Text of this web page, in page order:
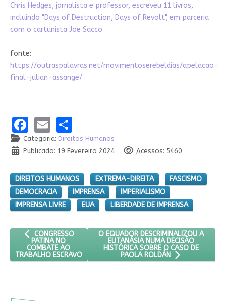
Chris Hedges, jornalista e professor, escreveu 11 livros,
incluindo "Days of Destruction, Days of Revolt", em parceria
com o cartunista Joe Sacco
fonte:
https://outraspalavras.net/movimentoserebeldias/apelacao-
final-julian-assange/
Facebook
EmailShare
Categoria: Direitos Humanos
Publicado: 19 Fevereiro 2024
Acessos: 5460
DIREITOS HUMANOS EXTREMA-DIREITA
FASCISMO
DEMOCRACIA
IMPRENSA
IMPERIALISMO
IMPRENSA LIVRE
EUA LIBERDADE DE IMPRENSA
ARTIGO ANTERIOR: CONGRESSO PATINA NO COMBATE AO
CONGRESSO
PATINA NO
COMBATE AO
TRABALHO ESCRAVO
PRÓXIMO ARTIGO: O EQUADOR
O EQUADOR DESCRIMINALIZOU A
EUTANÁSIA NUMA DECISÃO
HISTÓRICA SOBRE O CASO DE
PAOLA ROLDÁN